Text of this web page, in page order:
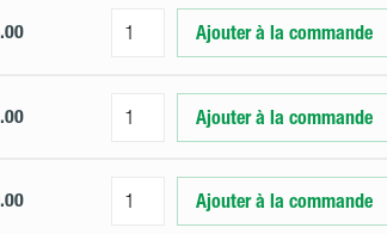
Ajouter à la commande
Ajouter à la commande
Ajouter à la commande